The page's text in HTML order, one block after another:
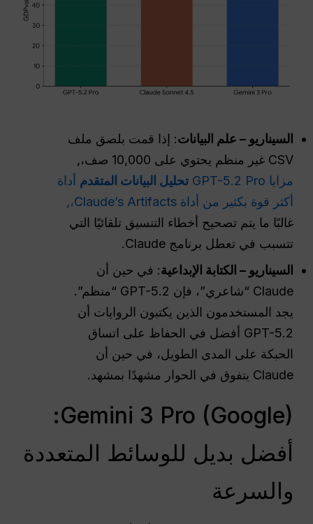
السيناريو – علم البيانات: إذا قمت بلصق ملف
CSV غير منظم يحتوي على 10,000 صف،,
مزايا GPT-5.2 Pro
تحليل البيانات المتقدم أداة
أكثر قوة بكثير من أداة Claude’s Artifacts،,
غالبًا ما يتم تصحيح أخطاء التنسيق تلقائيًا التي
تتسبب في تعطل برنامج Claude.
السيناريو – الكتابة الإبداعية: في حين أن
Claude “شاعري”، فإن GPT-5.2 “منظم”.
يجد المستخدمون الذين يكتبون الروايات أن
GPT-5.2 أفضل في الحفاظ على اتساق
الحبكة على المدى الطويل، في حين أن
Claude يتفوق في الحوار مشهدًا بمشهد.
Gemini 3 Pro (Google):
أفضل بديل للوسائط المتعددة
والسرعة